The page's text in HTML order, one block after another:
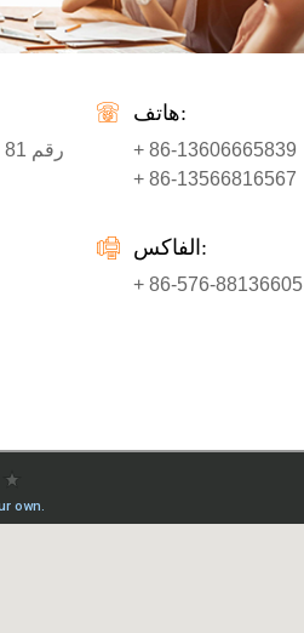
هاتف:
+ 86-13606665839
+ 86-13566816567
الفاكس:
+ 86-576-88136605